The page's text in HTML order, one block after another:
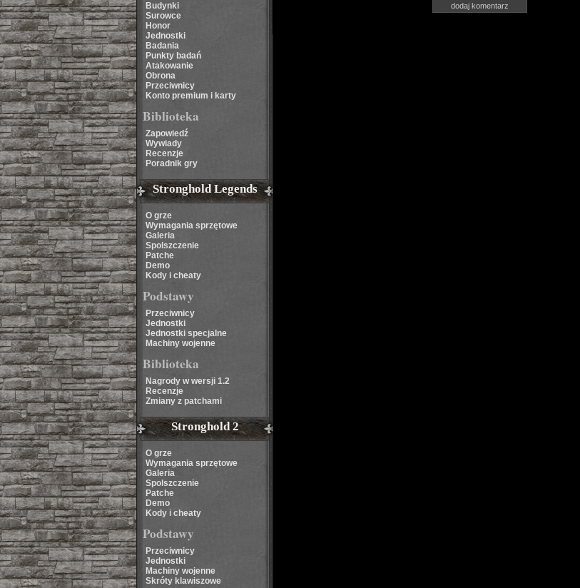
Budynki
Surowce
Honor
Jednostki
Badania
Punkty badań
Atakowanie
Obrona
Przeciwnicy
Konto premium i karty
Biblioteka
Zapowiedź
Wywiady
Recenzje
Poradnik gry
Stronghold Legends
O grze
Wymagania sprzętowe
Galeria
Spolszczenie
Patche
Demo
Kody i cheaty
Podstawy
Przeciwnicy
Jednostki
Jednostki specjalne
Machiny wojenne
Biblioteka
Nagrody w wersji 1.2
Recenzje
Zmiany z patchami
Stronghold 2
O grze
Wymagania sprzętowe
Galeria
Spolszczenie
Patche
Demo
Kody i cheaty
Podstawy
Przeciwnicy
Jednostki
Machiny wojenne
Skróty klawiszowe